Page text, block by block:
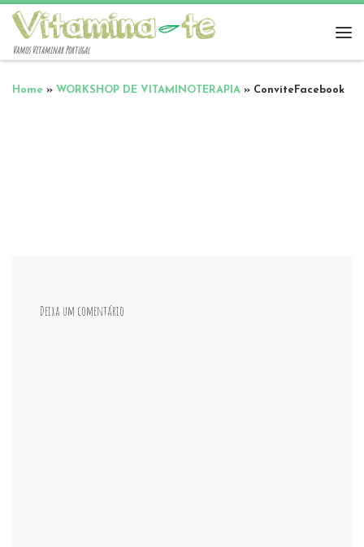
Vamos Vitaminar Portugal
Home » WORKSHOP DE VITAMINOTERAPIA » ConviteFacebook
Deixa um comentário